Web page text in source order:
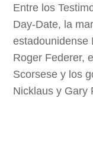
Entre los
Day‑Date, la
estadounidense
Roger Federer,
Scorsese y los
Nicklaus y Gary